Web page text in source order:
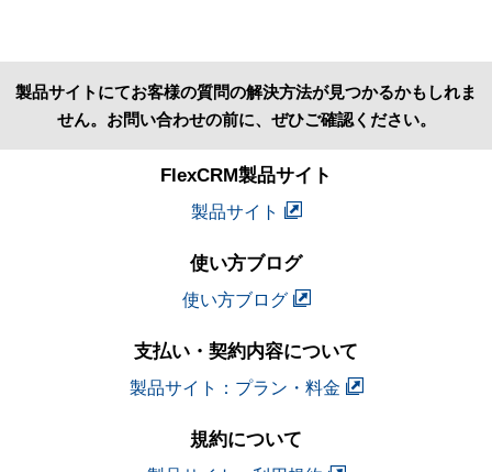
製品サイトにてお客様の質問の解決方法が見つかるかもしれま
せん。お問い合わせの前に、ぜひご確認ください。
FlexCRM製品サイト
製品サイト
使い方ブログ
使い方ブログ
支払い・契約内容について
製品サイト：プラン・料金
規約について